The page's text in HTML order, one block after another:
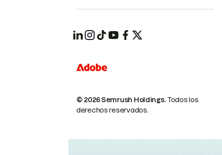
© 2026 Semrush Holdings.Todos los
derechos reservados.